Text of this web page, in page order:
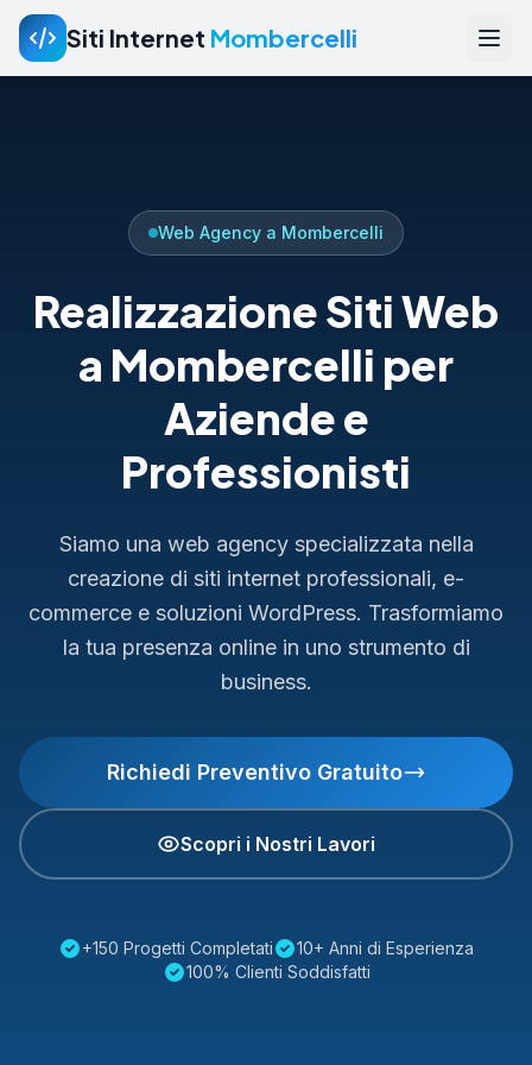
Siti Internet Mombercelli
Web Agency a Mombercelli
Realizzazione Siti Web
a Mombercelli per
Aziende e
Professionisti
Siamo una web agency specializzata nella
creazione di siti internet professionali, e-
commerce e soluzioni WordPress. Trasformiamo
la tua presenza online in uno strumento di
business.
Richiedi Preventivo Gratuito
Scopri i Nostri Lavori
+150 Progetti Completati
10+ Anni di Esperienza
100% Clienti Soddisfatti